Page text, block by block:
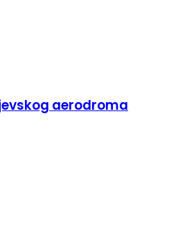
aerodroma